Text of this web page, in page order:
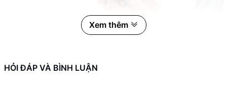
Xem thêm
HỎI ĐÁP VÀ BÌNH LUẬN